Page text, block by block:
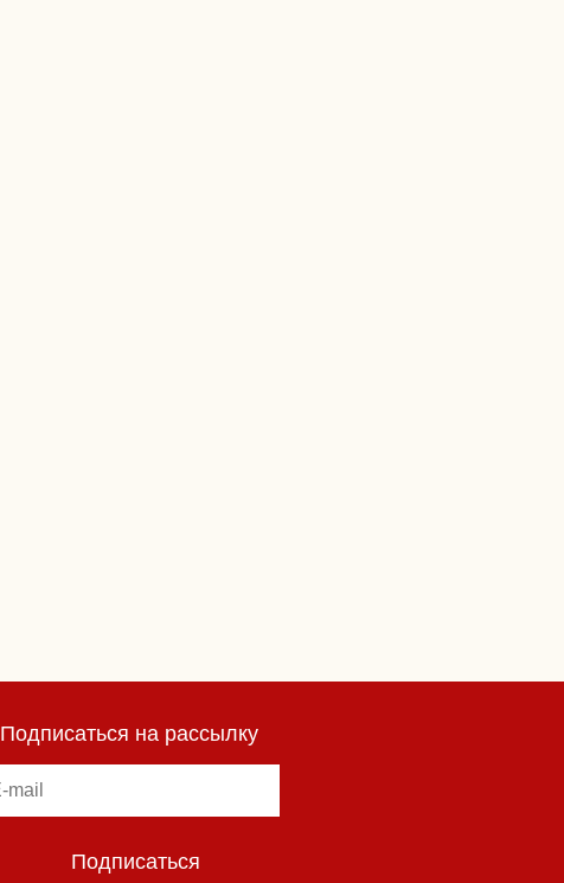
Подписаться на рассылку
Подписаться